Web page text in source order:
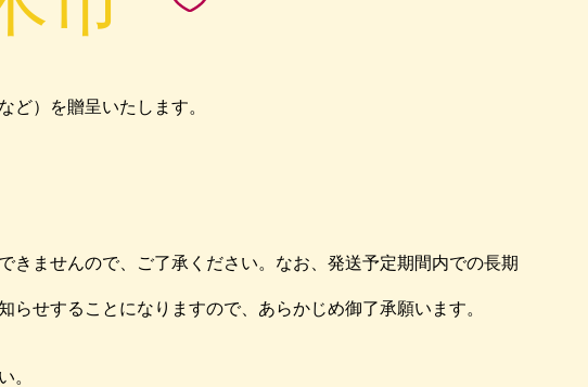
ど）を贈呈いたします。
ませんので、ご了承ください。なお、発送予定期間内での長期
せすることになりますので、あらかじめ御了承願います。
。